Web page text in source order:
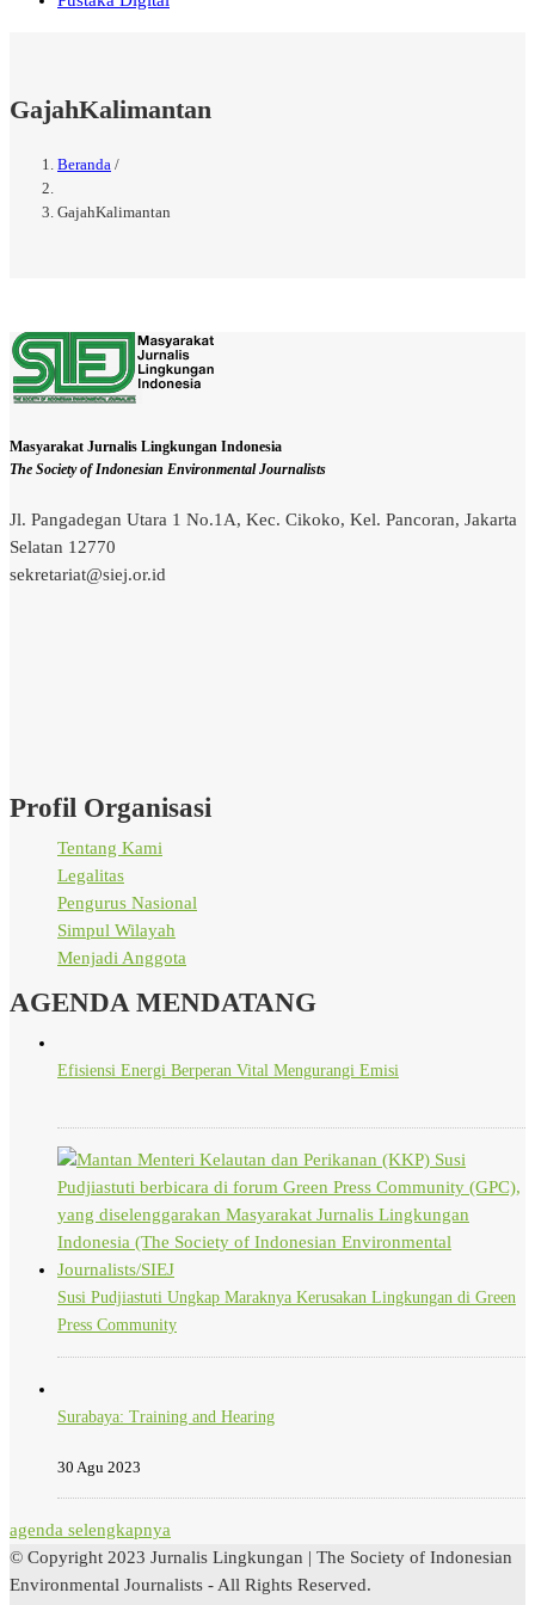
GajahKalimantan
Breadcrumb
Beranda /
GajahKalimantan
Masyarakat Jurnalis Lingkungan Indonesia
The Society of Indonesian Environmental Journalists
Jl. Pangadegan Utara 1 No.1A, Kec. Cikoko, Kel. Pancoran, Jakarta
Selatan 12770
sekretariat@siej.or.id
Profil Organisasi
Tentang Kami
Legalitas
Pengurus Nasional
Simpul Wilayah
Menjadi Anggota
AGENDA MENDATANG
Efisiensi Energi Berperan Vital Mengurangi Emisi
Susi Pudjiastuti Ungkap Maraknya Kerusakan Lingkungan di Green
Press Community
Surabaya: Training and Hearing
30 Agu 2023
agenda selengkapnya
© Copyright 2023 Jurnalis Lingkungan | The Society of Indonesian
Environmental Journalists - All Rights Reserved.